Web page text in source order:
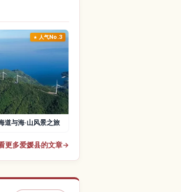
人气No.3
道与海·山风景之旅
更多爱媛县的文章→